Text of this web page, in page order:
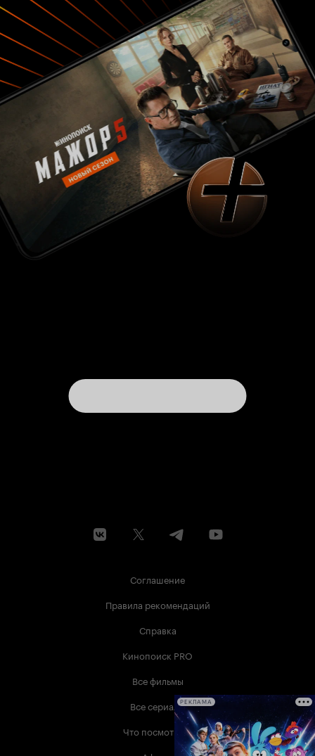
Соглашение
Правила рекомендаций
Справка
Кинопоиск PRO
Все фильмы
Все сериалы
Что посмотреть
РЕКЛАМА